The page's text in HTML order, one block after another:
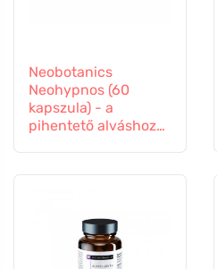
Neobotanics
Neohypnos (60
kapszula) - a
pihentető alváshoz